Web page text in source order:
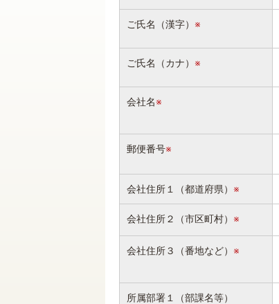
ご氏名（漢字） ※
ご氏名（カナ） ※
会社名※
郵便番号※
会社住所１（都道府県） ※
会社住所２（市区町村） ※
会社住所３（番地など） ※
所属部署１（部課名等）